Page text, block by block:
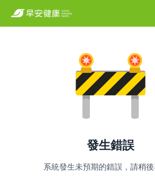
發生錯誤
系統發生未預期的錯誤，請稍後